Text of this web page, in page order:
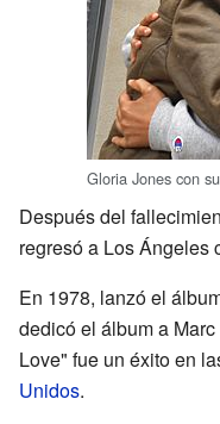
Gloria Jones con
Después del
regresó a Los Ángeles
En 1978, lanzó el
dedicó el álbum a
Love" fue un éxito en
Unidos.